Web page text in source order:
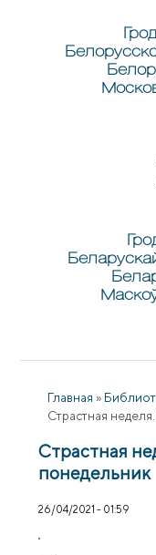
Главная »
Страстная
Страстная
понедельник
26/04/2021 - 01:59